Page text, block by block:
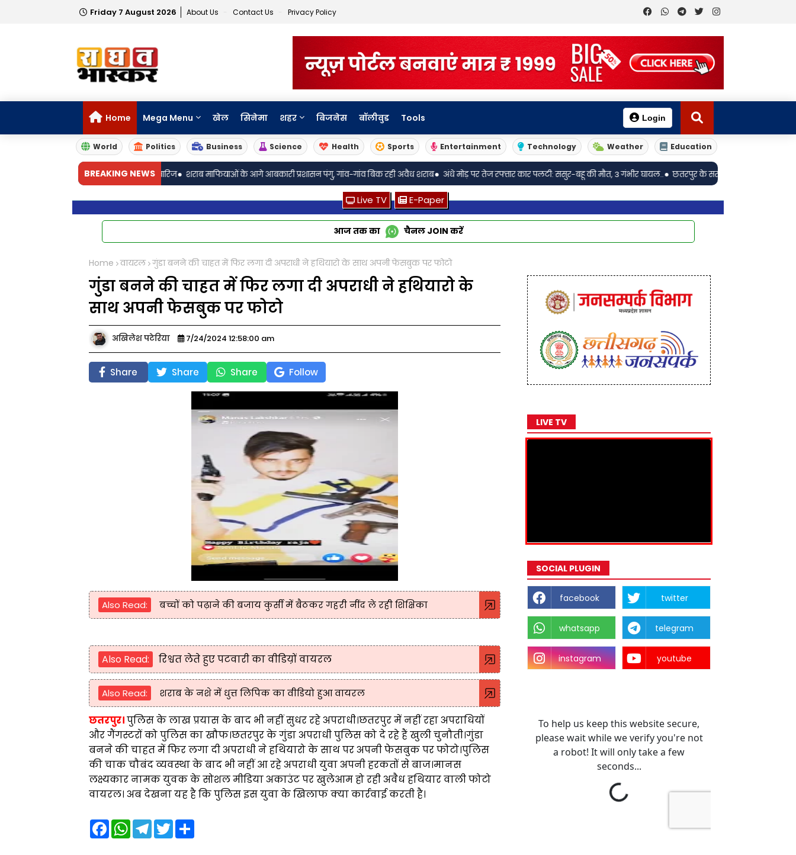
Friday 7 August 2026 About Us Contact Us Privacy Policy
Home Mega Menu खेल सिनेमा शहर बिजनेस बॉलीवुड Tools Login
World Politics Business Science Health Sports Entertainment Technology Weather Education
BREAKING NEWS
का अग्रिम जमानत आवेदन खारिज• शराब माफियाओं के आगे आबकारी प्रशासन पंगु, गांव-गांव बिक रही अवैध शराब• अंधे मोड़ पर तेज रफ्तार कार पलटी: ससुर-बहू की मौत, 3 गंभीर घायल..• छतरपुर के सरकारी स्कूल में टीवी पर फूहड़ गाने चलने
Live TV E-Paper
आज तक का चैनल JOIN करें
Home वायरल गुंडा बनने की चाहत में फिर लगा दी अपराधी ने हथियारो के साथ अपनी फेसबुक पर फोटो
गुंडा बनने की चाहत में फिर लगा दी अपराधी ने हथियारो के
साथ अपनी फेसबुक पर फोटो
अखिलेश पटेरिया 7/24/2024 12:58:00 am
Share Share Share Follow
Also Read: बच्चों को पढ़ाने की बजाय कुर्सी में बैठकर गहरी नींद ले रही शिक्षिका
Also Read: रिश्वत लेते हुए पटवारी का वीडिय़ों वायरल
Also Read: शराब के नशे में धुत्त लिपिक का वीडियो हुआ वायरल
छतरपुर।पुलिस के लाख प्रयास के बाद भी नहीं सुधर रहे अपराधी।छतरपुर में नहीं रहा अपराधियों
और गैंगस्टरों को पुलिस का खौफ।छतरपुर के गुंडा अपराधी पुलिस को दे रहे हैं खुली चुनौती।गुंडा
बनने की चाहत में फिर लगा दी अपराधी ने हथियारो के साथ पर अपनी फेसबुक पर फोटो।पुलिस
की चाक चौबंद व्यवस्था के बाद भी नहीं आ रहे अपराधी युवा अपनी हरकतों से बाज।मानस
लक्ष्यकार नामक युवक के सोशल मीडिया अकाउंट पर खुलेआम हो रही अवैध हथियार वाली फोटो
वायरल। अब देखना यह है कि पुलिस इस युवा के खिलाफ क्या कार्रवाई करती है।
F
a
W
T
e
T
S
LIVE TV
SOCIAL PLUGIN
facebook twitter
whatsapp telegram
instagram youtube